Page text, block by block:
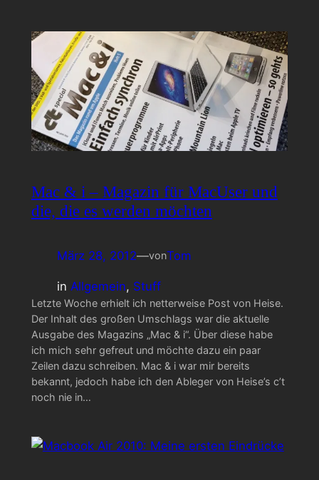
Mac & i – Magazin für MacUser und
die, die es werden möchten
März 28, 2012—vonTom
in Allgemein, Stuff
Letzte Woche erhielt ich netterweise Post von Heise.
Der Inhalt des großen Umschlags war die aktuelle
Ausgabe des Magazins „Mac & i“. Über diese habe
ich mich sehr gefreut und möchte dazu ein paar
Zeilen dazu schreiben. Mac & i war mir bereits
bekannt, jedoch habe ich den Ableger von Heise’s c’t
noch nie in…